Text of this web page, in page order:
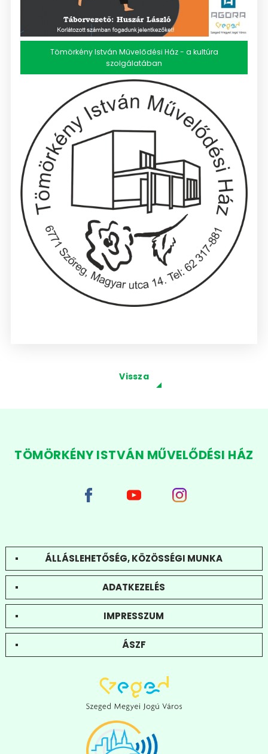
Tömörkény István Művelődési Ház - a kultúra
szolgálatában
Vissza
TÖMÖRKÉNY ISTVÁN MŰVELŐDÉSI HÁZ
ÁLLÁSLEHETŐSÉG, KÖZÖSSÉGI MUNKA
ADATKEZELÉS
IMPRESSZUM
ÁSZF